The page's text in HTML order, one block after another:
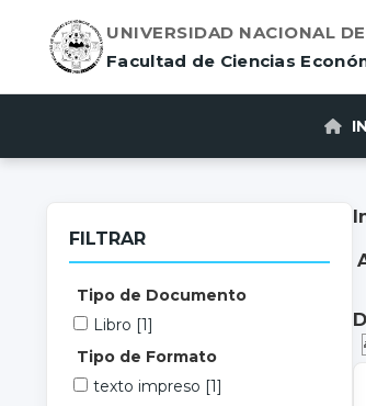
UNIVERSIDAD NACIONAL
Facultad de Ciencias
FILTRAR
Tipo de Documento
Libro [1]
Tipo de Formato
texto impreso [1]